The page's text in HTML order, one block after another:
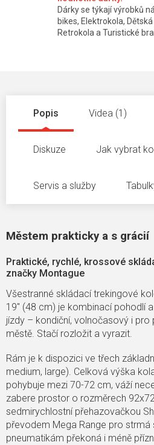
Dárky se týkají výrobků
bikes, Elektrokola,
Retrokola a Turistické
Popis Videa (1)
Diskuze Jak vybrat
Servis a služby
Městem prakticky a s grácií
Praktické, rychlé, krossové
značky Montague
Všestranné skládací trekingové
19" (48 cm) je kombinací pohodlí
jízdy – kondiční, volnočasový i pro
městě. Stačí rozložit a vyrazit.
Rám je k dispozici ve třech
medium, large). Celková výška
pohybuje mezi 70-72 cm, váží
zabere prostor o rozměrech
sedmirychlostní přehazovačkou
převodem Mega Range pro strmá
pneumatikám překoná i méně